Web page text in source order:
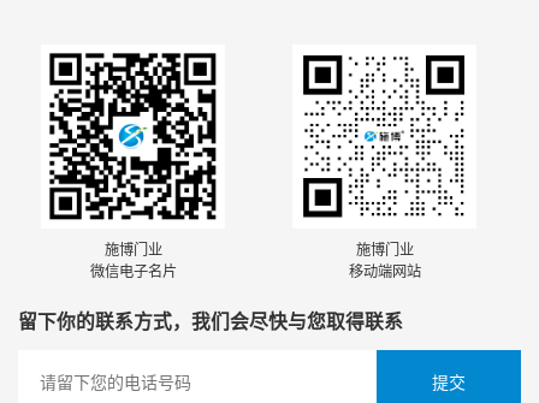
留下你的联系方式，我们会尽快与您取得联系
施博门业
微信电子名片
施博门业
移动端网站